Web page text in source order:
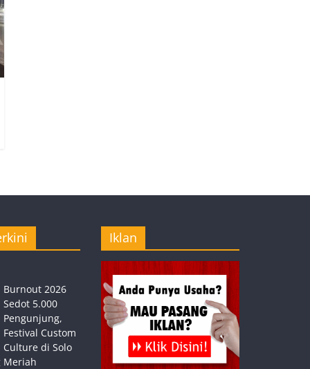
Burnout 2026
Sedot 5.000
Pengunjung,
Festival Custom
Culture di Solo
Meriah
Iklan